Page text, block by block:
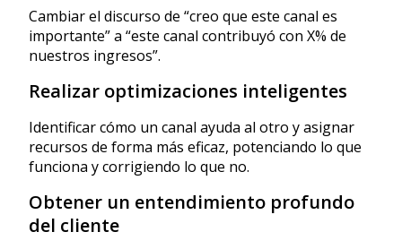
Cambiar el discurso de “creo que este canal es
importante” a “este canal contribuyó con X% de
nuestros ingresos”.
Realizar optimizaciones inteligentes
Identificar cómo un canal ayuda al otro y asignar
recursos de forma más eficaz, potenciando lo que
funciona y corrigiendo lo que no.
Obtener un entendimiento profundo
del cliente